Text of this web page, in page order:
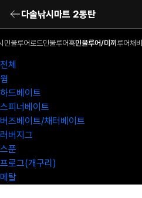
다솔낚시마트 2동탄
민물루어로드민물루어훅민물루어/미끼 루어채비
전체
웜
하드베이트
스피너베이트
버즈베이트/채터베이트
러버지그
스푼
프로그(개구리)
메탈